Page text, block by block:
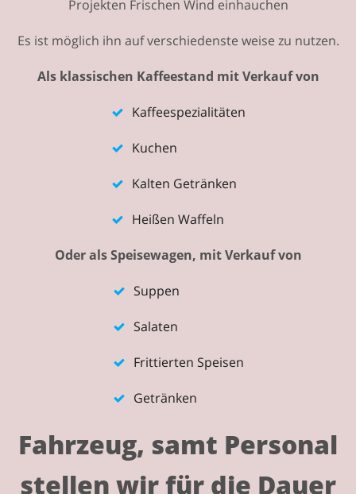
Projekten Frischen Wind einhauchen
Es ist möglich ihn auf verschiedenste weise zu nutzen.
Als klassischen Kaffeestand mit Verkauf von
Kaffeespezialitäten
Kuchen
Kalten Getränken
Heißen Waffeln
Oder als Speisewagen, mit Verkauf von
Suppen
Salaten
Frittierten Speisen
Getränken
Fahrzeug, samt Personal
stellen wir für die Dauer